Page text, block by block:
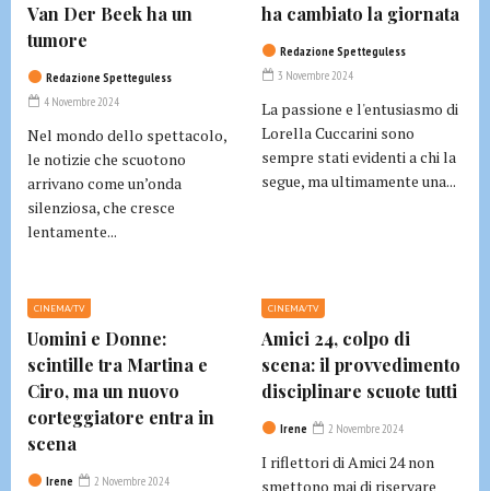
Van Der Beek ha un
tumore
Redazione Spetteguless
4 Novembre 2024
Nel mondo dello spettacolo,
le notizie che scuotono
arrivano come un’onda
silenziosa, che cresce
lentamente...
ha cambiato la giornata
Redazione Spetteguless
3 Novembre 2024
La passione e l'entusiasmo di
Lorella Cuccarini sono
sempre stati evidenti a chi la
segue, ma ultimamente una...
CINEMA/TV
Uomini e Donne:
scintille tra Martina e
Ciro, ma un nuovo
corteggiatore entra in
scena
Irene 2 Novembre 2024
CINEMA/TV
Amici 24, colpo di
scena: il provvedimento
disciplinare scuote tutti
Irene 2 Novembre 2024
I riflettori di Amici 24 non
smettono mai di riservare